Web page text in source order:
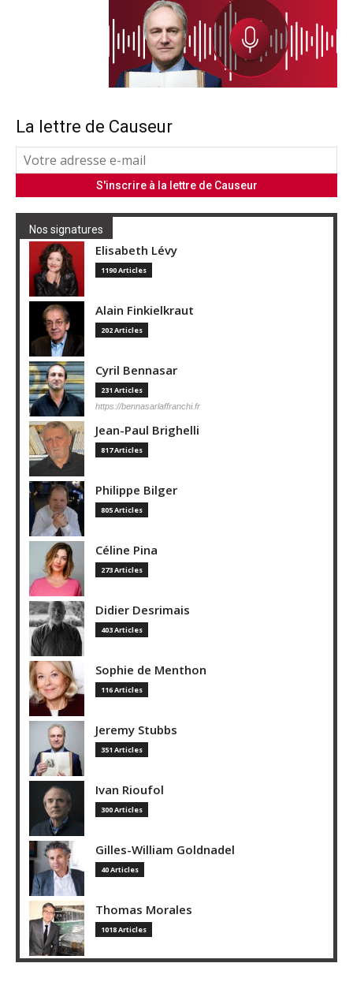
La lettre de Causeur
Nos signatures
Elisabeth Lévy
1190 Articles
Alain Finkielkraut
202 Articles
Cyril Bennasar
231 Articles
https://bennasarlaffranchi.fr
Jean-Paul Brighelli
817 Articles
Philippe Bilger
805 Articles
Céline Pina
273 Articles
Didier Desrimais
403 Articles
Sophie de Menthon
116 Articles
Jeremy Stubbs
351 Articles
Ivan Rioufol
300 Articles
Gilles-William Goldnadel
40 Articles
Thomas Morales
1018 Articles